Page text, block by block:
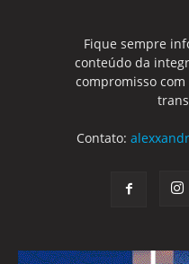
Fique sempre
conteúdo da
compromisso
Contato: